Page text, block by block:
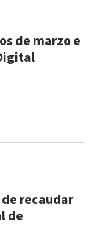
de marzo e
recaudar
de